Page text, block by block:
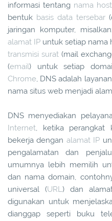
informasi tentang nama host
bentuk basis data tersebar
jaringan komputer,
alamat IP untuk setiap nama
transmisi surat (mail
(email) untuk setiap
Chrome, DNS adalah
nama situs web menjadi
DNS menyediakan
Internet, ketika perangkat
bekerja dengan alamat IP
pengalamatan dan
umumnya lebih memilih
dan nama domain,
universal (URL) dan
digunakan untuk
dianggap seperti buku